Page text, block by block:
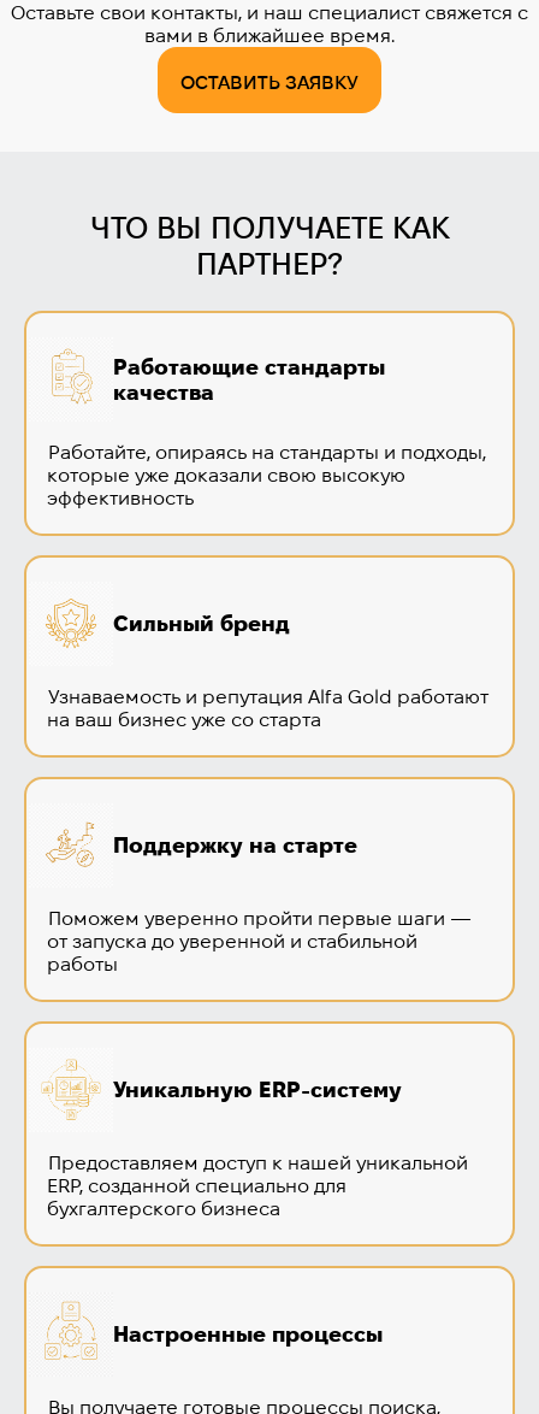
Оставьте свои контакты, и наш специалист свяжется с
вами в ближайшее время.
ОСТАВИТЬ ЗАЯВКУ
ЧТО ВЫ ПОЛУЧАЕТЕ КАК
ПАРТНЕР?
Работающие стандарты
качества
Работайте, опираясь на стандарты и подходы,
которые уже доказали свою высокую
эффективность
Сильный бренд
Узнаваемость и репутация Alfa Gold работают
на ваш бизнес уже со старта
Поддержку на старте
Поможем уверенно пройти первые шаги —
от запуска до уверенной и стабильной
работы
Уникальную ERP-систему
Предоставляем доступ к нашей уникальной
ERP, созданной специально для
бухгалтерского бизнеса
Настроенные процессы
Вы получаете готовые процессы поиска,